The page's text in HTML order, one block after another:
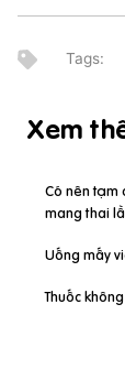
Xem
Có nên tạm
mang thai
Uống mấy
Thuốc